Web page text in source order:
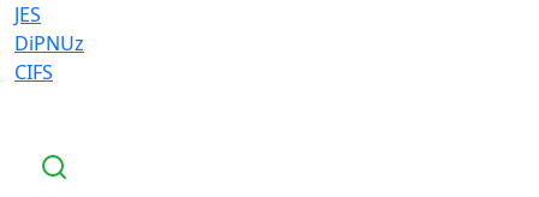
JES
DiPNUz
CIFS